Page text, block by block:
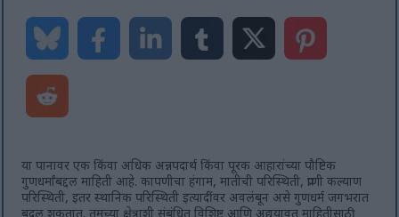
या पानावर एक किंवा अधिक अन्नपदार्थ किंवा पूरक आहारांच्या पौष्टिक
गुणधर्मांबद्दल माहिती आहे. कापणीचा हंगाम, मातीची परिस्थिती, प्राणी कल्याण
परिस्थिती, इतर स्थानिक परिस्थिती इत्यादींवर अवलंबून असे गुणधर्म जगभरात